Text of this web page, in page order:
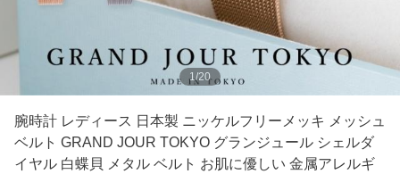
1/20
腕時計 レディース 日本製 ニッケルフリーメッキ メッシュ
ベルト GRAND JOUR TOKYO グランジュール シェルダ
イヤル 白蝶貝 メタル ベルト お肌に優しい 金属アレルギ